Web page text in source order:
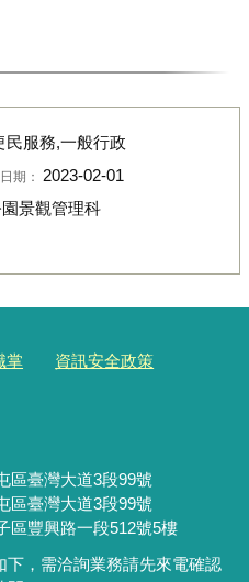
民服務,一般行政
期： 2023-02-01
景觀管理科
掌 資訊安全政策
區臺灣大道3段99號
區臺灣大道3段99號
區豐興路一段512號5樓
，需洽詢業務請先來電確認